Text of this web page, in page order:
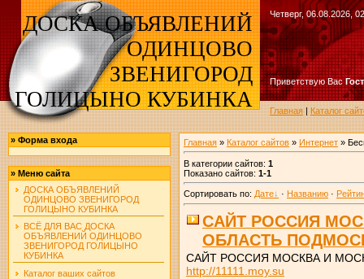
ДОСКА ОБЪЯВЛЕНИЙ
ОДИНЦОВО
ЗВЕНИГОРОД
ГОЛИЦЫНО КУБИНКА
Четверг, 06.08.2026,
Приветствую Вас
Главная|Каталог
» Форма входа
» Меню сайта
ДОСКА ОБЪЯВЛЕНИЙ
ОДИНЦОВО ЗВЕНИГОРОД
ГОЛИЦЫНО КУБИНКА
ВСЁ ДЛЯ ВАС ДОСКА
ОБЪЯВЛЕНИЙ ОДИНЦОВО
ЗВЕНИГОРОД ГОЛИЦЫНО
КУБИНКА
Каталог ваших сайтов
Главная» Каталог сайтов» Интернет»
В категории сайтов: 1
Показано сайтов: 1-1
Сортировать по: Дате · Названию·
САЙТ РОССИЯ
ОБЛАСТЬ
САЙТ РОССИЯ МОСКВА И
http://11111.moy.su